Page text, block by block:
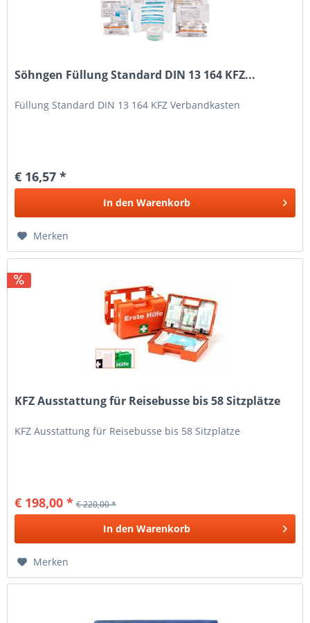
Söhngen Füllung Standard DIN 13 164 KFZ...
Füllung Standard DIN 13 164 KFZ Verbandkasten
€ 16,57 *
In den Warenkorb
Merken
KFZ Ausstattung für Reisebusse bis 58 Sitzplätze
KFZ Ausstattung für Reisebusse bis 58 Sitzplätze
€ 198,00 * € 220,00 *
In den Warenkorb
Merken